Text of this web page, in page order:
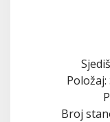
Broj